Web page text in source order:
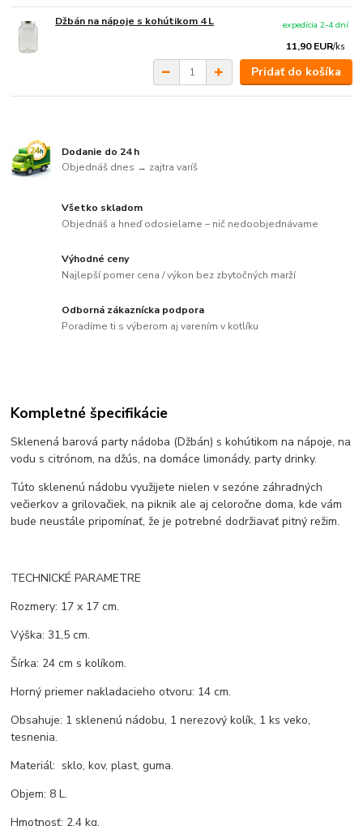
Džbán na nápoje s kohútikom 4 L
11,90 EUR/ks
expedícia 2-4 dní
Pridať do košíka
Dodanie do 24 h
Objednáš dnes → zajtra varíš
Všetko skladom
Objednáš a hneď odosielame – nič nedoobjednávame
Výhodné ceny
Najlepší pomer cena / výkon bez zbytočných marží
Odborná zákaznícka podpora
Poradíme ti s výberom aj varením v kotlíku
Kompletné špecifikácie
Sklenená barová party nádoba (Džbán) s kohútikom na nápoje, na
vodu s citrónom, na džús, na domáce limonády, party drinky.
Túto sklenenú nádobu využijete nielen v sezóne záhradných
večierkov a grilovačiek, na piknik ale aj celoročne doma, kde vám
bude neustále pripomínať, že je potrebné dodržiavať pitný režim.
TECHNICKÉ PARAMETRE
Rozmery: 17 x 17 cm.
Výška: 31,5 cm.
Šírka: 24 cm s kolíkom.
Horný priemer nakladacieho otvoru: 14 cm.
Obsahuje: 1 sklenenú nádobu, 1 nerezový kolík, 1 ks veko,
tesnenia.
Materiál: sklo, kov, plast, guma.
Objem: 8 L.
Hmotnosť: 2,4 kg.